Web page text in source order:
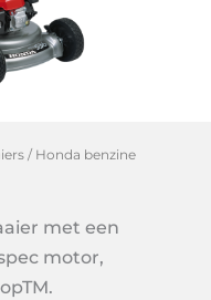
/ Honda benzine
met een
motor,